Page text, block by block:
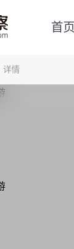
首页
详情